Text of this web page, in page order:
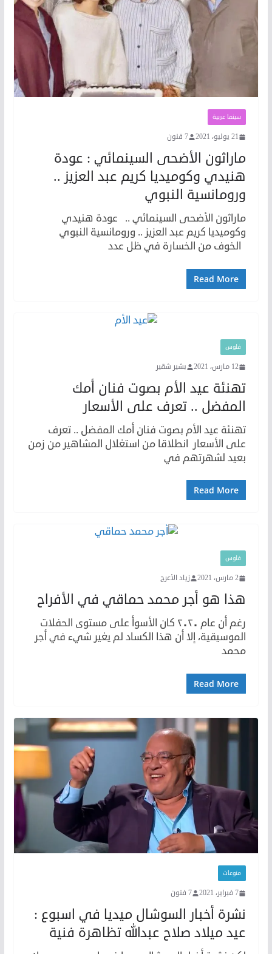
سينما عربية
21 يوليو، 2021 7 فنون
ماراثون الأضحى السينمائي : عودة
هنيدي وكوميديا كريم عبد العزيز ..
ورومانسية النبوي
ماراثون الأضحى السينمائي .. عودة هنيدي
وكوميديا كريم عبد العزيز .. ورومانسية النبوي
الخوف من الخسارة في ظل عدد
Read More
فلوس
12 مارس، 2021 بشير شقير
تهنئة عيد الأم بصوت فنان أمك
المفضل .. تعرف على الأسعار
تهنئة عيد الأم بصوت فنان أمك المفضل .. تعرف
على الأسعار انطلاقا من استغلال المشاهير من زمن
بعيد لشهرتهم في
Read More
فلوس
2 مارس، 2021 زياد الأعرج
هذا هو أجر محمد حماقي في الأفراح
رغم أن عام ٢٠٢٠ كان الأسوأ على مستوى الحفلات
الموسيقية، إلا أن هذا الكساد لم يغير شيء في أجر
محمد
Read More
منوعات
7 فبراير، 2021 7 فنون
نشرة أخبار السوشال ميديا في اسبوع :
عيد ميلاد صلاح عبدالله تظاهرة فنية